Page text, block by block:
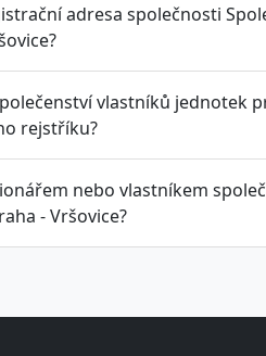
adresa společnosti
vlastníků jednotek
rejstříku?
nebo vlastníkem
- Vršovice?